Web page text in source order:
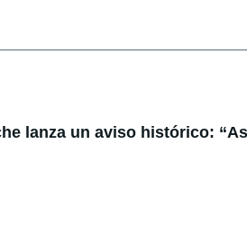
lanza un aviso histórico: